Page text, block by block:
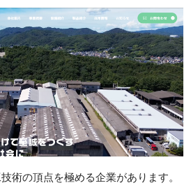
術の頂点を極める企業があります。